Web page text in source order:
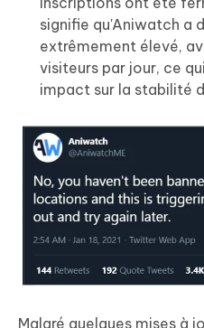
signifie qu'Aniwatch a
extrêmement élevé,
visiteurs par jour, ce
impact sur la stabilité
Malgré quelques mises à